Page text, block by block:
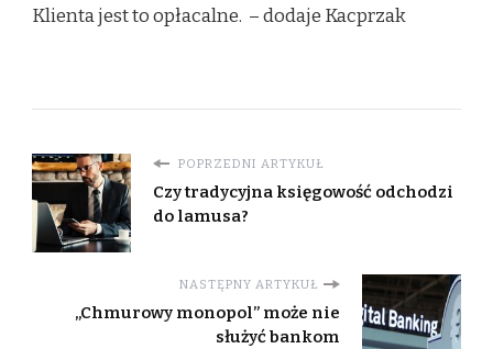
Klienta jest to opłacalne. – dodaje Kacprzak
POPRZEDNI ARTYKUŁ
Czy tradycyjna księgowość odchodzi
do lamusa?
NASTĘPNY ARTYKUŁ
„Chmurowy monopol” może nie
służyć bankom